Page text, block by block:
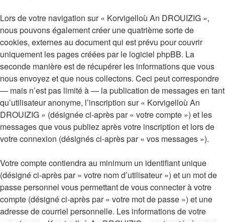
Lors de votre navigation sur « Korvigelloù An DROUIZIG »,
nous pouvons également créer une quatrième sorte de
cookies, externes au document qui est prévu pour couvrir
uniquement les pages créées par le logiciel phpBB. La
seconde manière est de récupérer les informations que vous
nous envoyez et que nous collectons. Ceci peut correspondre
— mais n’est pas limité à — la publication de messages en tant
qu’utilisateur anonyme, l’inscription sur « Korvigelloù An
DROUIZIG » (désignée ci-après par « votre compte ») et les
messages que vous publiez après votre inscription et lors de
votre connexion (désignés ci-après par « vos messages »).
Votre compte contiendra au minimum un identifiant unique
(désigné ci-après par « votre nom d’utilisateur ») et un mot de
passe personnel vous permettant de vous connecter à votre
compte (désigné ci-après par « votre mot de passe ») et une
adresse de courriel personnelle. Les informations de votre